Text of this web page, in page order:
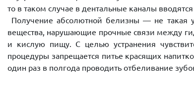
то в таком случае в дентальные каналы
Получение абсолютной белизны — не такая
вещества, нарушающие прочные связи между
и кислую пищу. С целью устранения
процедуры запрещается питье красящих
один раз в полгода проводить отбеливание